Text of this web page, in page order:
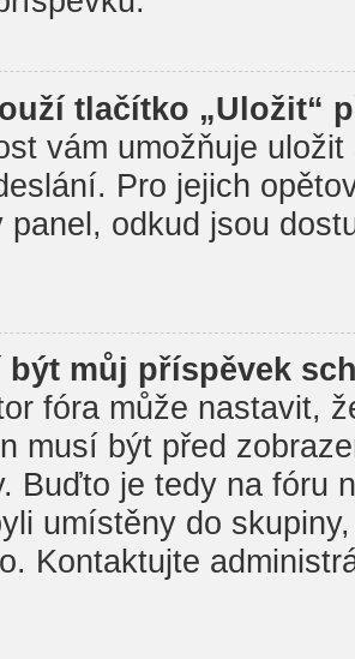
tlačítko „Uložit“
vám umožňuje
Pro jejich
panel, odkud jsou
být můj příspěvek
fóra může nastavit,
musí být před
Buďto je tedy na fóru
umístěny do
Kontaktujte